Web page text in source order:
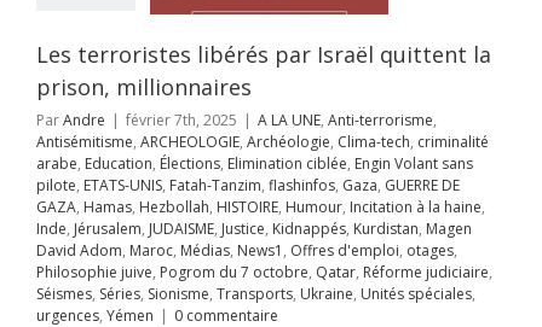
Justice
Kurdistan
Adom Maroc
News1
Offres
otages
juive Pogrom
Qatar
judiciaire
Séries Sionisme
Ukraine Unités
urgences Yémen
Les terroristes libérés par Israël quittent la
prison, millionnaires
ParAndre | février 7th, 2025 | A LA UNE, Anti-terrorisme,
Antisémitisme, ARCHEOLOGIE, Archéologie, Clima-tech, criminalité
arabe, Education, Élections, Elimination ciblée, Engin Volant sans
pilote, ETATS-UNIS, Fatah-Tanzim, flashinfos, Gaza, GUERRE DE
GAZA, Hamas, Hezbollah, HISTOIRE, Humour, Incitation à la haine,
Inde, Jérusalem, JUDAISME, Justice, Kidnappés, Kurdistan, Magen
David Adom, Maroc, Médias, News1 , Offres d'emploi, otages,
Philosophie juive, Pogrom du 7 octobre, Qatar, Réforme judiciaire,
Séismes, Séries, Sionisme, Transports, Ukraine, Unités spéciales,
urgences, Yémen | 0 commentaire
GAZA
LA UNE Accords